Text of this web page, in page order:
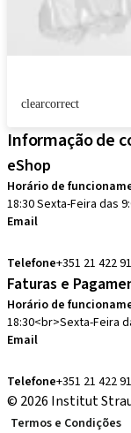
clearcorrect
Informação de
eShop
Horário de
18:30 Sexta-Feira das
Email
Telefone+351 21 422
Faturas e
Horário de
18:30<br>Sexta-Feira
Email
Telefone+351 21 422
© 2026 Institut
Termos e Condições